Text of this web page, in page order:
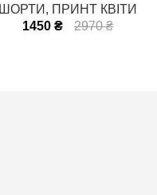
ШОРТИ, ПРИНТ КВІТИ
1450 ₴
2970 ₴